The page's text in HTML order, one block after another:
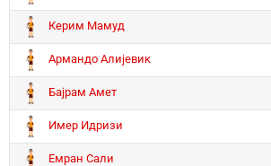
Керим Мамуд
Армандо Алијевик
Бајрам Амет
Имер Идризи
Емран Сали